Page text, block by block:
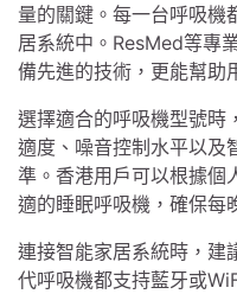
量的關鍵。每一台呼吸機
居系統中。ResMed等專
備先進的技術，更能幫助
選擇適合的呼吸機型號時
適度、噪音控制水平以及
準。香港用戶可以根據個
適的睡眠呼吸機，確保每
連接智能家居系統時，建
代呼吸機都支持藍牙或